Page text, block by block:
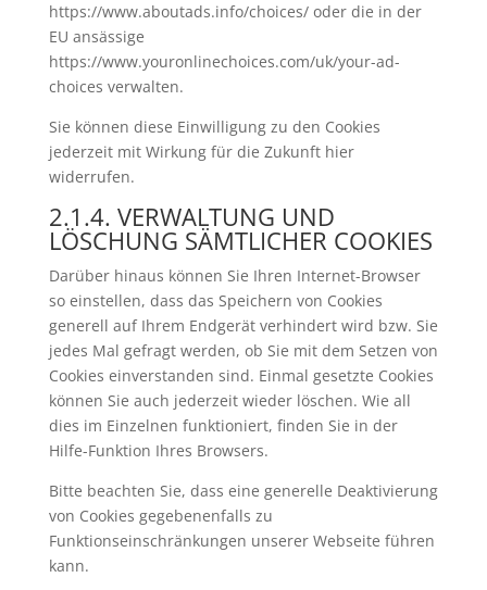
https://www.aboutads.info/choices/ oder die in der
EU ansässige
https://www.youronlinechoices.com/uk/your-ad-
choices verwalten.
Sie können diese Einwilligung zu den Cookies
jederzeit mit Wirkung für die Zukunft hier
widerrufen.
2.1.4. VERWALTUNG UND
LÖSCHUNG SÄMTLICHER COOKIES
Darüber hinaus können Sie Ihren Internet-Browser
so einstellen, dass das Speichern von Cookies
generell auf Ihrem Endgerät verhindert wird bzw. Sie
jedes Mal gefragt werden, ob Sie mit dem Setzen von
Cookies einverstanden sind. Einmal gesetzte Cookies
können Sie auch jederzeit wieder löschen. Wie all
dies im Einzelnen funktioniert, finden Sie in der
Hilfe-Funktion Ihres Browsers.
Bitte beachten Sie, dass eine generelle Deaktivierung
von Cookies gegebenenfalls zu
Funktionseinschränkungen unserer Webseite führen
kann.